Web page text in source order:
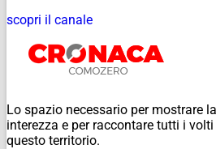
scopri il canale
Lo spazio necessario per mostrare
interezza e per raccontare tutti i
questo territorio.